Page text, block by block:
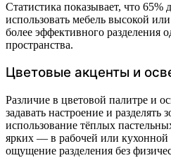
Статистика показывает, что 65%
использовать мебель высокой
более эффективного разделения
пространства.
Цветовые акценты и
Различие в цветовой палитре и
задавать настроение и
использование тёплых
ярких — в рабочей или кухонной
ощущение разделения без